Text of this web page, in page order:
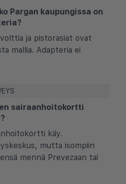
Pargan kaupungissa on
ja pistorasiat ovat
mallia. Adapteria ei
sairaanhoitokortti
käy.
mutta isompiin
mennä Prevezaan tai